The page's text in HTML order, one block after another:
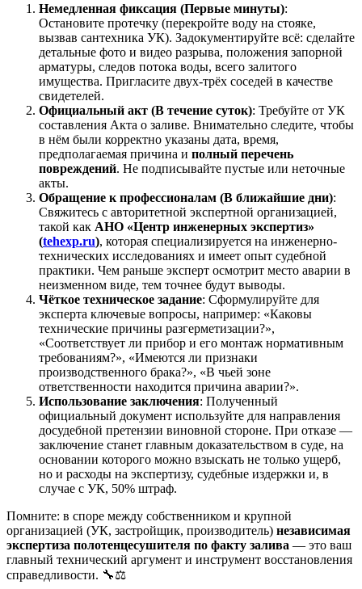
Немедленная фиксация (Первые минуты):
Остановите протечку (перекройте воду на стояке,
вызвав сантехника УК). Задокументируйте всё: сделайте
детальные фото и видео разрыва, положения запорной
арматуры, следов потока воды, всего залитого
имущества. Пригласите двух-трёх соседей в качестве
свидетелей.
Официальный акт (В течение суток): Требуйте от УК
составления Акта о заливе. Внимательно следите, чтобы
в нём были корректно указаны дата, время,
предполагаемая причина и полный перечень
повреждений. Не подписывайте пустые или неточные
акты.
Обращение к профессионалам (В ближайшие дни):
Свяжитесь с авторитетной экспертной организацией,
такой как АНО «Центр инженерных экспертиз»
(tehexp.ru), которая специализируется на инженерно-
технических исследованиях и имеет опыт судебной
практики. Чем раньше эксперт осмотрит место аварии в
неизменном виде, тем точнее будут выводы.
Чёткое техническое задание: Сформулируйте для
эксперта ключевые вопросы, например: «Каковы
технические причины разгерметизации?»,
«Соответствует ли прибор и его монтаж нормативным
требованиям?», «Имеются ли признаки
производственного брака?», «В чьей зоне
ответственности находится причина аварии?».
Использование заключения: Полученный
официальный документ используйте для направления
досудебной претензии виновной стороне. При отказе —
заключение станет главным доказательством в суде, на
основании которого можно взыскать не только ущерб,
но и расходы на экспертизу, судебные издержки и, в
случае с УК, 50% штраф.
Помните: в споре между собственником и крупной
организацией (УК, застройщик, производитель) независимая
экспертиза полотенцесушителя по факту залива — это ваш
главный технический аргумент и инструмент восстановления
справедливости. 🔧⚖️